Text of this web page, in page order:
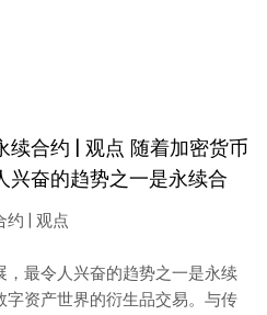
续合约 | 观点 随着加密货币
兴奋的趋势之一是永续合
约 | 观点
，最令人兴奋的趋势之一是永续
资产世界的衍生品交易。与传